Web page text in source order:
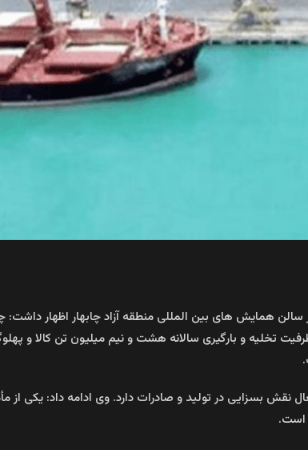
سالن همایش های بین المللی منطقه آزاد چابهار اظهار
تخلیه و بارگیری سالانه هشت و نیم میلیون تن کالا و
تجاری صنعتی چابهار بیان کرد: منطقه آزاد چابهار با ۹ پیکره و ۱۳۰ واحد تولیدی فعال نقش بسزایی در تولید و صادرات